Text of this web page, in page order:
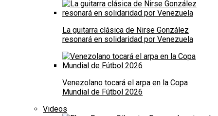
La guitarra clásica de Nirse González
resonará en solidaridad por Venezuela
Venezolano tocará el arpa en la Copa
Mundial de Fútbol 2026
Videos